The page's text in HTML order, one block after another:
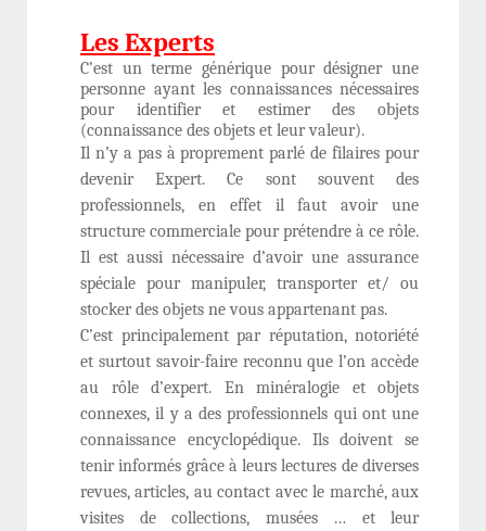
Les Experts
C’est un terme générique pour désigner une
personne ayant les connaissances nécessaires
pour identifier et estimer des objets
(connaissance des objets et leur valeur).
Il n’y a pas à proprement parlé de filaires pour
devenir Expert. Ce sont souvent des
professionnels, en effet il faut avoir une
structure commerciale pour prétendre à ce rôle.
Il est aussi nécessaire d’avoir une assurance
spéciale pour manipuler, transporter et/ ou
stocker des objets ne vous appartenant pas.
C’est principalement par réputation, notoriété
et surtout savoir-faire reconnu que l’on accède
au rôle d’expert. En minéralogie et objets
connexes, il y a des professionnels qui ont une
connaissance encyclopédique. Ils doivent se
tenir informés grâce à leurs lectures de diverses
revues, articles, au contact avec le marché, aux
visites de collections, musées … et leur